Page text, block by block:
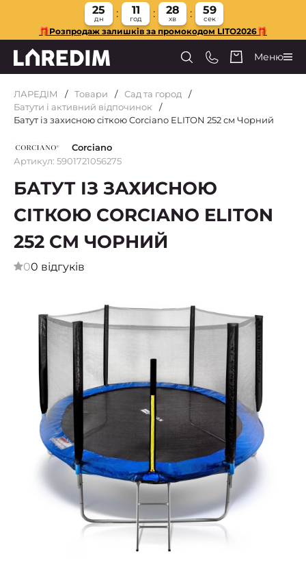
25
дн
11
год
28
хв
57
сек
🎁Розпродаж залишків за промокодом LITO2026🎁
Меню
ЛАРЕДІМ Товари
Сад та город
Батути і активний відпочинок
Батут із захисною сіткою Corciano ELITON 252 см Чорний
Corciano
Артикул: 5901721056275
БАТУТ ІЗ ЗАХИСНОЮ
СІТКОЮ CORCIANO ELITON
252 СМ ЧОРНИЙ
00 відгуків